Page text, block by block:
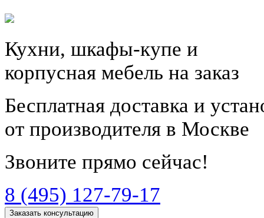
Кухни, шкафы-купе и
корпусная мебель на заказ
Бесплатная доставка и
от производителя в Москве
Звоните прямо сейчас!
8 (495) 127-79-17
Заказать консультацию